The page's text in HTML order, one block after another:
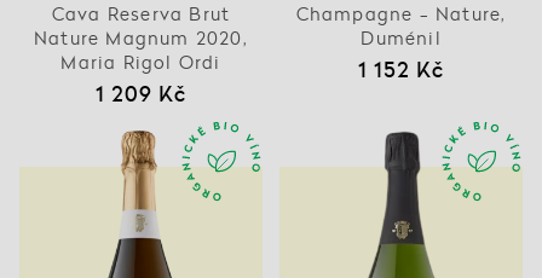
Cava Reserva Brut
Nature Magnum 2020,
Maria Rigol Ordi
1 209 Kč
Champagne - Nature,
Duménil
1 152 Kč